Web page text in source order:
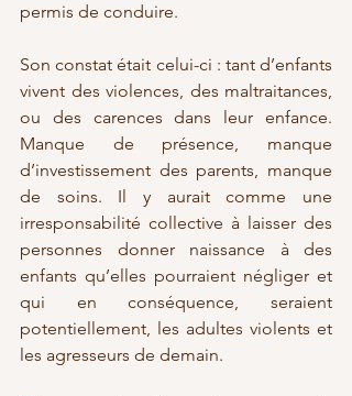
permis de conduire.
Son constat était celui-ci : tant d’enfants
vivent des violences, des maltraitances,
ou des carences dans leur enfance.
Manque de présence, manque
d’investissement des parents, manque
de soins. Il y aurait comme une
irresponsabilité collective à laisser des
personnes donner naissance à des
enfants qu’elles pourraient négliger et
qui en conséquence, seraient
potentiellement, les adultes violents et
les agresseurs de demain.